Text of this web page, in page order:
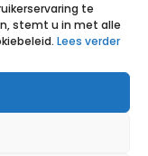
te
stemt u in met alle
Lees verder